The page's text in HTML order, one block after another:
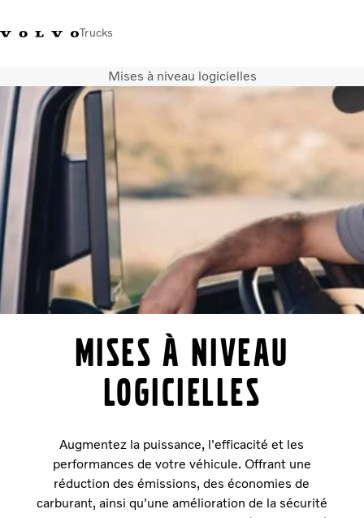
Trucks
Merchandise shopConnexionNederlands
Solutions de transport
Camions
Services
Notre société
Presse et médias
Nous contacter
Transition énergétique
Votre garage
Mises à niveau logicielles
Mises à niveau
logicielles
Augmentez la puissance, l'efficacité et les
performances de votre véhicule. Offrant une
réduction des émissions, des économies de
carburant, ainsi qu'une amélioration de la sécurité